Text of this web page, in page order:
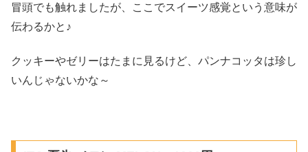
冒頭でも触れましたが、ここでスイーツ感覚という意味が
伝わるかと♪
クッキーやゼリーはたまに見るけど、パンナコッタは珍し
いんじゃないかな～